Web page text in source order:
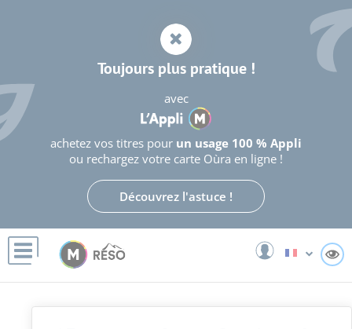
Toujours plus pratique !
avec
achetez vos titres pour un usage 100 % Appli
ou rechargez votre carte Oùra en ligne !
Découvrez l'astuce !